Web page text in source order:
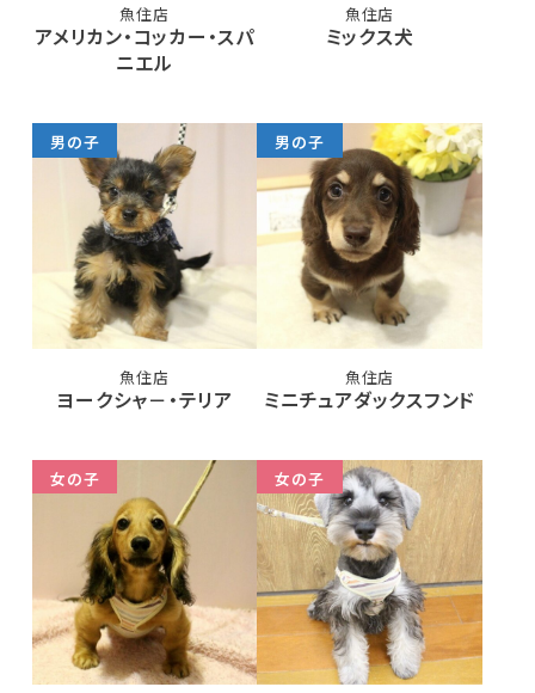
魚住店
アメリカン・コッカー・スパ
ニエル
魚住店
ミックス犬
男の子
魚住店
ヨークシャ－・テリア
男の子
魚住店
ミニチュアダックスフンド
女の子 女の子